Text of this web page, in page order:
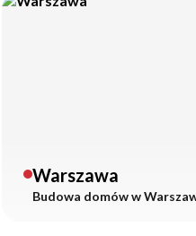
Warszawa
Budowa domów w